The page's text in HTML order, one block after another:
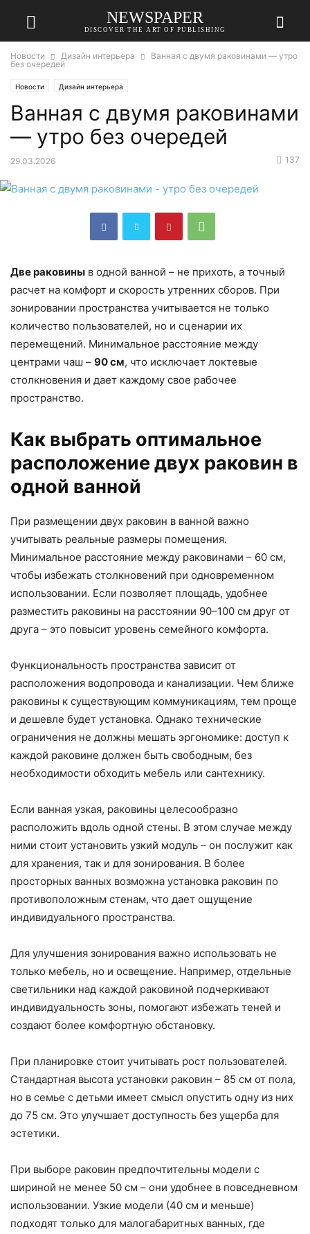
NEWSPAPER
DISCOVER THE ART OF PUBLISHING
Новости Дизайн интерьера
Ванная с двумя раковинами — утро
без очередей
Новости Дизайн интерьера
Ванная с двумя раковинами
— утро без очередей
29.03.2026 137
Две раковины в одной ванной – не прихоть, а точный
расчет на комфорт и скорость утренних сборов. При
зонировании пространства учитывается не только
количество пользователей, но и сценарии их
перемещений. Минимальное расстояние между
центрами чаш – 90 см, что исключает локтевые
столкновения и дает каждому свое рабочее
пространство.
Как выбрать оптимальное
расположение двух раковин в
одной ванной
При размещении двух раковин в ванной важно
учитывать реальные размеры помещения.
Минимальное расстояние между раковинами – 60 см,
чтобы избежать столкновений при одновременном
использовании. Если позволяет площадь, удобнее
разместить раковины на расстоянии 90–100 см друг от
друга – это повысит уровень семейного комфорта.
Функциональность пространства зависит от
расположения водопровода и канализации. Чем ближе
раковины к существующим коммуникациям, тем проще
и дешевле будет установка. Однако технические
ограничения не должны мешать эргономике: доступ к
каждой раковине должен быть свободным, без
необходимости обходить мебель или сантехнику.
Если ванная узкая, раковины целесообразно
расположить вдоль одной стены. В этом случае между
ними стоит установить узкий модуль – он послужит как
для хранения, так и для зонирования. В более
просторных ванных возможна установка раковин по
противоположным стенам, что дает ощущение
индивидуального пространства.
Для улучшения зонирования важно использовать не
только мебель, но и освещение. Например, отдельные
светильники над каждой раковиной подчеркивают
индивидуальность зоны, помогают избежать теней и
создают более комфортную обстановку.
При планировке стоит учитывать рост пользователей.
Стандартная высота установки раковин – 85 см от пола,
но в семье с детьми имеет смысл опустить одну из них
до 75 см. Это улучшает доступность без ущерба для
эстетики.
При выборе раковин предпочтительны модели с
шириной не менее 50 см – они удобнее в повседневном
использовании. Узкие модели (40 см и меньше)
подходят только для малогабаритных ванных, где